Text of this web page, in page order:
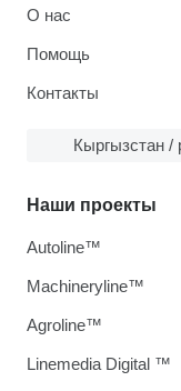
О нас
Помощь
Контакты
Кыргызстан /
Наши проекты
Autoline™
Machineryline™
Agroline™
Linemedia Digital ™